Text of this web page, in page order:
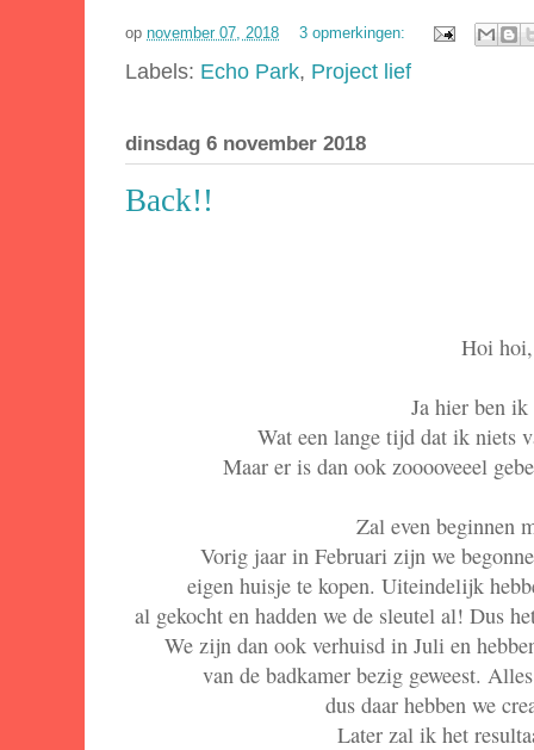
op november 07, 2018 3 opmerkingen:
Labels: Echo Park, Project lief
dinsdag 6 november 2018
Back!!
Hoi
Ja hier ben
Wat een lange tijd dat ik niets
Maar er is dan ook zooooveeel
Zal even beginnen
Vorig jaar in Februari zijn we
eigen huisje te kopen. Uiteindelijk
al gekocht en hadden we de sleutel al! Dus
We zijn dan ook verhuisd in Juli en
van de badkamer bezig geweest.
dus daar hebben we
Later zal ik het